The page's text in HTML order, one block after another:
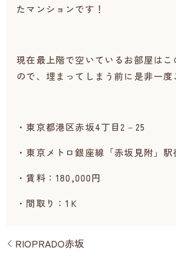
たマンションです！
現在最上階で空いているお部屋はこ
ので、埋まってしまう前に是非一度
・東京都港区赤坂4丁目2－25
・東京メトロ銀座線「赤坂見附」駅
・賃料：180,000円
・間取り：1Ｋ
RIOPRADO赤坂